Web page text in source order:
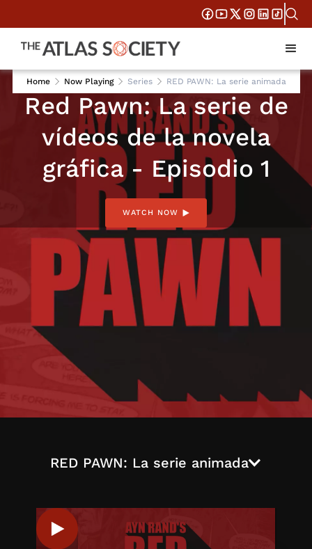
Red Pawn: La serie de
vídeos de la novela
gráfica - Episodio 1
WATCH NOW
Home Now Playing Series RED PAWN: La serie animada
RED PAWN: La serie animada